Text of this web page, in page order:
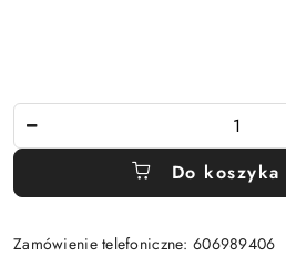
Do koszyka
Zamówienie telefoniczne: 606989406